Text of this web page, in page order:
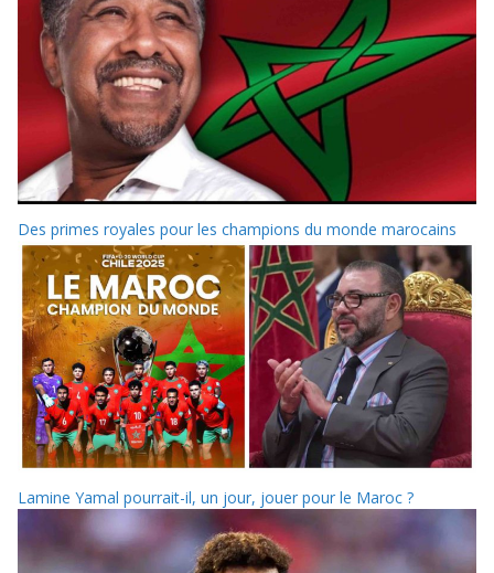
Des primes royales pour les champions du monde marocains
Lamine Yamal pourrait-il, un jour, jouer pour le Maroc ?